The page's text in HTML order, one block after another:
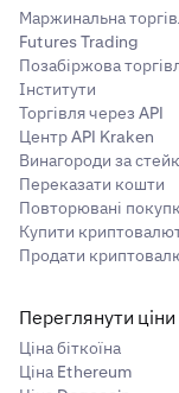
Маржинальна
Futures Trading
Позабіржова
Інститути
Торгівля через API
Центр API Kraken
Винагороди за
Переказати кошти
Повторювані
Купити
Продати
Переглянути ціни
Ціна біткоїна
Ціна Ethereum